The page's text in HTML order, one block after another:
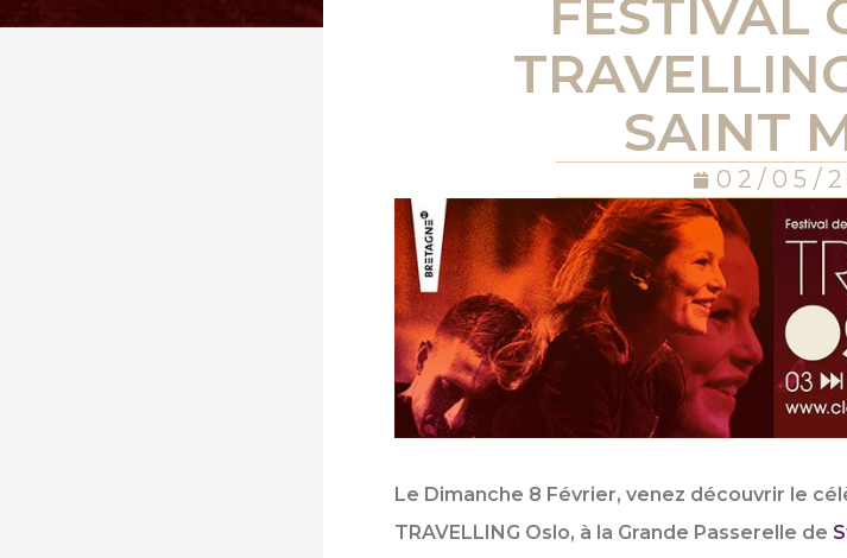
FESTIVAL
SAINT
02/05/
Le Dimanche 8 Février, venez découvrir le
TRAVELLING Oslo, à la Grande Passerelle de